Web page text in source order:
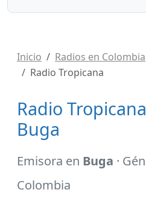
Inicio Radios en Colombia
Radio Tropicana
Radio
Buga
Emisora en Buga ·
Colombia